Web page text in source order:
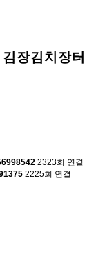
김장김치장터
2323회 연결
2225회 연결